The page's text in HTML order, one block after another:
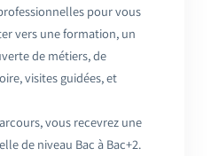
pour vous
vers une formation, un
de métiers, de
visites guidées, et
vous recevrez une
de niveau Bac à Bac+2.